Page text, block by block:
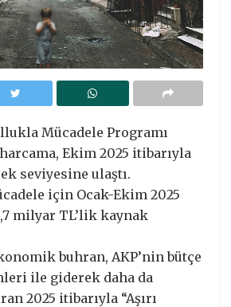
Mücadele Programı
Ekim 2025 itibarıyla
seviyesine ulaştı.
için Ocak-Ekim 2025
milyar TL’lik kaynak
buhran, AKP’nin bütçe
ile giderek daha da
2025 itibarıyla “Aşırı